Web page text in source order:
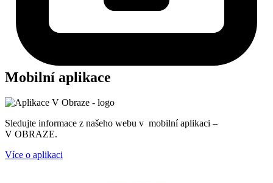
Mobilní aplikace
Sledujte informace z našeho webu v mobilní aplikaci –
V OBRAZE.
Více o aplikaci